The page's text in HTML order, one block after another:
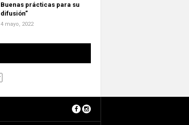
Buenas prácticas para su
difusión”
4 mayo, 2022